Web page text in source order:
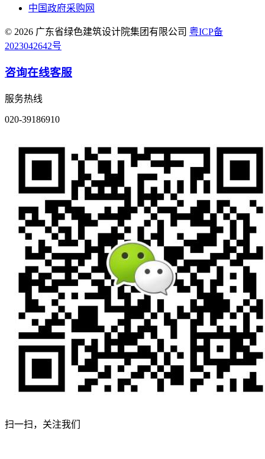
中国政府采购网
© 2026 广东省绿色建筑设计院集团有限公司 粤ICP备
2023042642号
咨询在线客服
服务热线
020-39186910
扫一扫，关注我们